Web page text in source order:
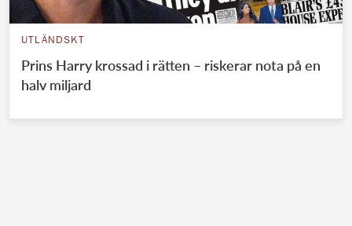
UTLÄNDSKT
Prins Harry krossad i rätten – riskerar nota på en
halv miljard